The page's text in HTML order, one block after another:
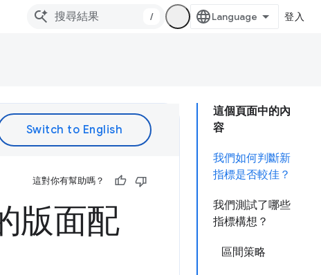
/ 登入
這個頁面中的內
容
我們如何判斷新
指標是否較佳？
我們測試了哪些
指標構想？
區間策略
這對你有幫助嗎？
版面配